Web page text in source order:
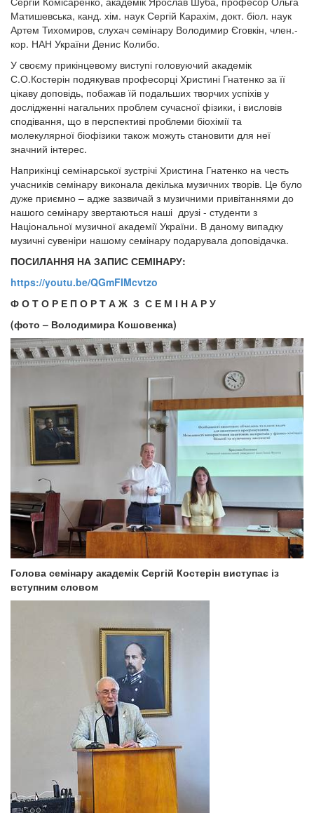
Матишевська, канд. хім. наук Сергій Карахім, докт. біол. наук
Артем Тихомиров, слухач семінару Володимир Єговкін, член.-
кор. НАН України Денис Колибо.
У своєму прикінцевому виступі головуючий академік
С.О.Костерін подякував професорці Христині Гнатенко за її
цікаву доповідь, побажав їй подальших творчих успіхів у
дослідженні нагальних проблем сучасної фізики, і висловів
сподівання, що в перспективі проблеми біохімії та
молекулярної біофізики також можуть становити для неї
значний інтерес.
Наприкінці семінарської зустрічі Христина Гнатенко на честь
учасників семінару виконала декілька музичних творів. Це було
дуже приємно – адже зазвичай з музичними привітаннями до
нашого семінару звертаються наші друзі - студенти з
Національної музичної академії України. В даному випадку
музичні сувеніри нашому семінару подарувала доповідачка.
ПОСИЛАННЯ НА ЗАПИС СЕМІНАРУ:
https://youtu.be/QGmFIMcvtzo
Ф О Т О Р Е П О Р Т А Ж З С Е М І Н А Р У
(фото – Володимира Кошовенка)
Голова семінару академік Сергій Костерін виступає із
вступним словом